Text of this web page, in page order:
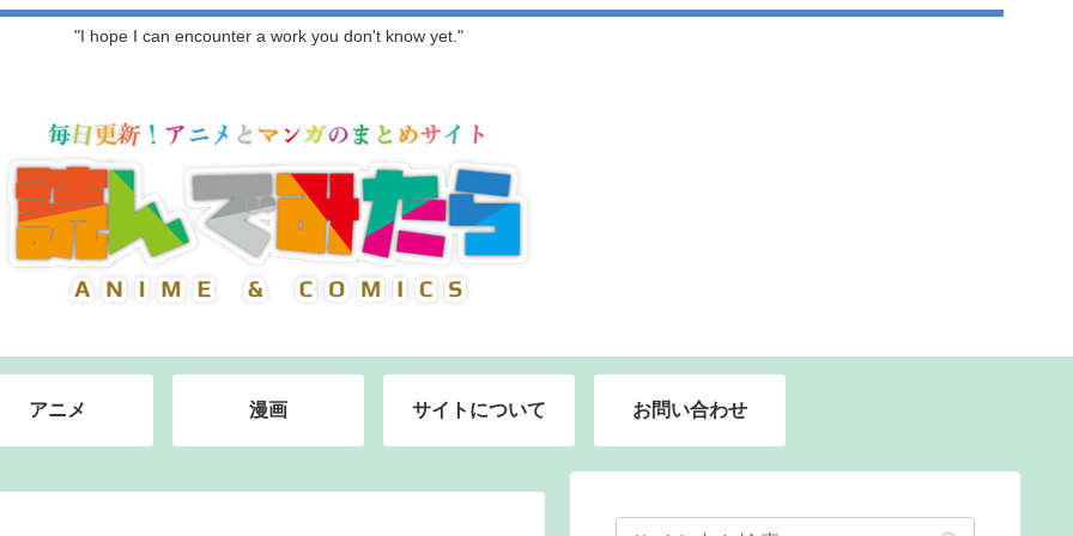
"I hope I can encounter a work you don't know yet."
アニメ 漫画 サイトについて お問い合わせ